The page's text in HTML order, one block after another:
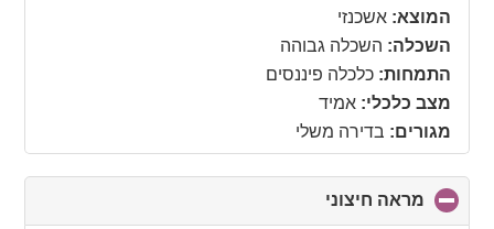
המוצא: אשכנזי
השכלה: השכלה גבוהה
התמחות: כלכלה פיננסים
מצב כלכלי: אמיד
מגורים: בדירה משלי
מראה חיצוני
to